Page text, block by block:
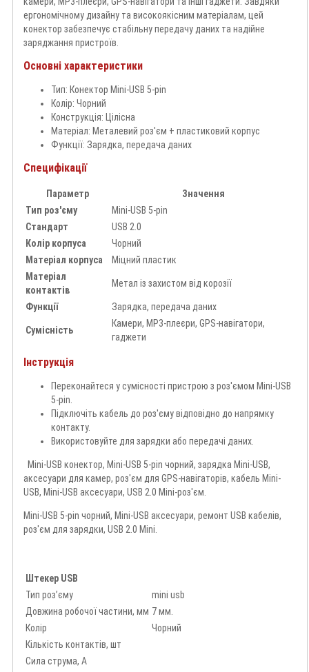
ергономічному дизайну та високоякісним матеріалам, цей
конектор забезпечує стабільну передачу даних та надійне
заряджання пристроїв.
Основні характеристики
Тип: Конектор Mini-USB 5-pin
Колір: Чорний
Конструкція: Цілісна
Матеріал: Металевий роз'єм + пластиковий корпус
Функції: Зарядка, передача даних
Специфікації
Параметр
Значення
Тип роз'єму
Mini-USB 5-pin
Стандарт
USB 2.0
Колір корпуса
Чорний
Матеріал корпуса
Міцний пластик
Матеріал
контактів
Метал із захистом від корозії
Функції Зарядка, передача даних
Сумісність
Камери, MP3-плеєри, GPS-навігатори,
гаджети
Інструкція
Переконайтеся у сумісності пристрою з роз'ємом Mini-USB
5-pin.
Підключіть кабель до роз'єму відповідно до напрямку
контакту.
Використовуйте для зарядки або передачі даних.
Mini-USB конектор, Mini-USB 5-pin чорний, зарядка Mini-USB,
аксесуари для камер, роз'єм для GPS-навігаторів, кабель Mini-
USB, Mini-USB аксесуари, USB 2.0 Mini-роз'єм.
Mini-USB 5-pin чорний, Mini-USB аксесуари, ремонт USB кабелів,
роз'єм для зарядки, USB 2.0 Mini.
Штекер USB
Тип роз’єму
mini usb
Довжина робочої частини, мм 7 мм.
Колір
Чорний
Кількість контактів, шт
Сила струма, А